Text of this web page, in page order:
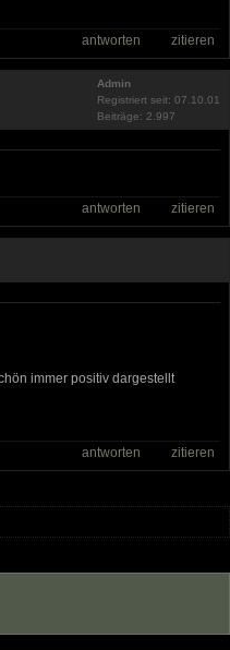
antworten zitieren
Admin
Registriert seit: 07.10.01
Beiträge: 2.997
antworten zitieren
immer positiv dargestellt
antworten zitieren